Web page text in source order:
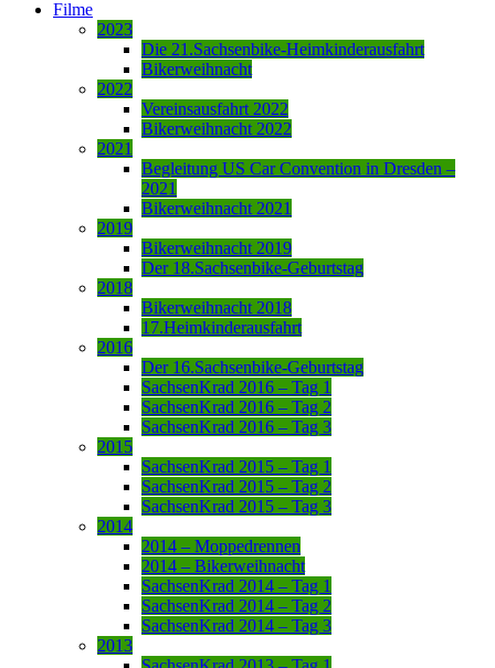
Filme
2023
Die 21.Sachsenbike-Heimkinderausfahrt
Bikerweihnacht
2022
Vereinsausfahrt 2022
Bikerweihnacht 2022
2021
Begleitung US Car Convention in Dresden –
2021
Bikerweihnacht 2021
2019
Bikerweihnacht 2019
Der 18.Sachsenbike-Geburtstag
2018
Bikerweihnacht 2018
17.Heimkinderausfahrt
2016
Der 16.Sachsenbike-Geburtstag
SachsenKrad 2016 – Tag 1
SachsenKrad 2016 – Tag 2
SachsenKrad 2016 – Tag 3
2015
SachsenKrad 2015 – Tag 1
SachsenKrad 2015 – Tag 2
SachsenKrad 2015 – Tag 3
2014
2014 – Moppedrennen
2014 – Bikerweihnacht
SachsenKrad 2014 – Tag 1
SachsenKrad 2014 – Tag 2
SachsenKrad 2014 – Tag 3
2013